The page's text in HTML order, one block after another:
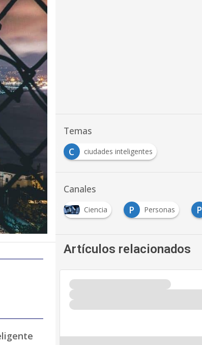
Temas
C
ciudades inteligentes
Canales
Ciencia P Personas P
Artículos relacionados